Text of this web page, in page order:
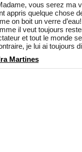
vous serez ma
appris quelque chose
on boit un verre
il veut toujours
et tout le monde
je lui ai toujours
Martines